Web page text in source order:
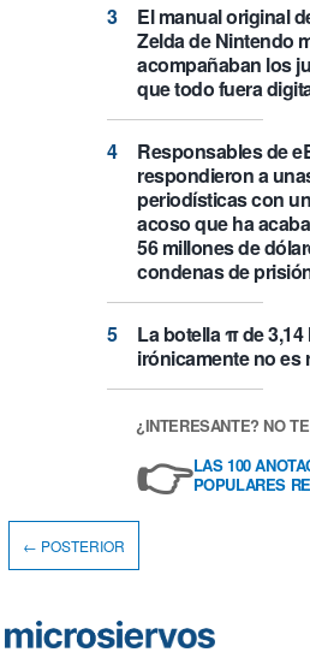
El manual original
Zelda de Nintendo
acompañaban los
que todo fuera
Responsables de
respondieron a
periodísticas con
acoso que ha
56 millones de
condenas de
La botella π de
irónicamente no es
¿INTERESANTE? NO
👉LAS 100
POPULARES
← POSTERIOR